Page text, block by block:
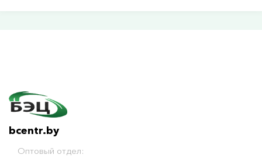
bcentr.by
Оптовый отдел: